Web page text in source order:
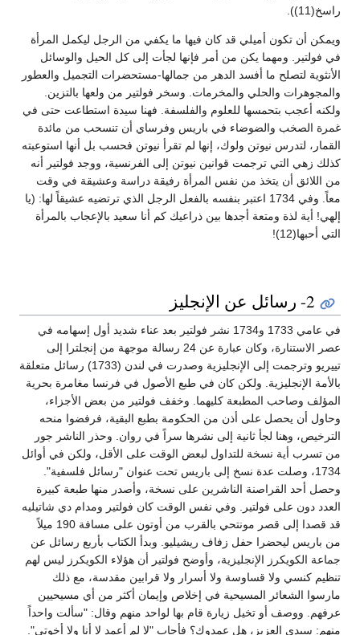
راسخ(11)).
ويمكن أن تكون أميلي قد كان فيها ما يكفي من الرجل ليكمل المرأة
في فولتير. ومهما يكن من أمر فإنها لجأت إلى كل الحيل والوسائل
الأنثوية لتصلح ما أفسد الدهر من جمالها-مستحضرات التجميل والعطور
والمجوهرات والحلي والمخرمات. وسخر فولتير من ولعها بالتزين.
ولكنه أعجب بتحمسها للعلوم والفلسفة. فهنا سيدة استطاعت حتى في
غمرة الصخب والضوضاء في باريس وفرساي أن تنسحب من مائدة
القمار، لتدرس نيوتن ولوك، إنها لم تقرأ نيوتن فحسب بل أنها استوعبته
كذلك زهي التي ترجمت قوانين نيوتن إلى الفرنسية، ووجد فولتير أنه
من اللائق أن يتخذ من نفس المرأة رفيقة دراسة وعشيقة في وقت
معاً. وفي 1734 اعتبر بنفسه بالفعل الرجل الذي ترتضيه عشيقاً لها: (يا
إلهي! أية لذة ومتعة أجدها بين ذراعيك كم أنا سعيد بالإعجاب بالمرأة
التي أحبها(12)!
2- رسائل عن الإنجليز
في عامي 1733 و1734 نشر فولتير بعد عناء شديد أول إسهامه في
عصر الاستنارة، وكان عبارة عن 24 رسالة موجهة من إنجلترا إلى
تييريو وترجمت إلى الإنجليزية وصدرت في لندن (1733) رسائل متعلقة
بالأمة الإنجليزية. ولكن كان في طبع الأصول في فرنسا مغامرة بحرية
المؤلف وصاحب المطبعة كليهما. وخفف فولتير من بعض الأجزاء،
وحاول أن يحصل على أذن من الحكومة بطبع البقية، فرفضوا منحه
الترخيص، وهنا لجأ ثانية إلى نشرها سراً في روان. وحذر الناشر جور
من تسرب أية نسخة للتداول لبعض الوقت على الأقل، ولكن في أوائل
1734، وصلت عدة نسخ إلى باريس تحت عنوان "رسائل فلسفية".
وحصل أحد القراصنة الناشرين على نسخة، وأصدر منها طبعة كبيرة
العدد دون على فولتير. وفي نفس الوقت كان فولتير ومدام دي شاتيليه
قد قصدا إلى قصر مونتحي بالقرب من أوتون على مسافة 190 ميلاً
من باريس ليحضرا حفل زفاف ريشيليو. وبدأ الكتاب بأربع رسائل عن
جماعة الكويكرز الإنجليزية، وأوضح فولتير أن هؤلاء الكويكرز ليس لهم
تنظيم كنسي ولا قساوسة ولا أسرار ولا قرابين مقدسة، مع ذلك
مارسوا الشعائر المسيحية في إخلاص وإيمان أكثر من أي مسيحيين
عرفهم. ووصف أو تخيل زيارة قام بها لواحد منهم وقال: "سألت واحداً
منهم: سيدي العزيز، هل عمدوك؟ فأجاب "لا لم أعمد لا أنا ولا أخوتي".